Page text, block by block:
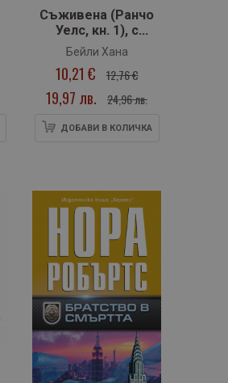
Съживена (Ранчо
Уелс, кн. 1), с
цветни порезки
Бейли Хана
10,21 € 12,76 €
19,97 лв. 24,96 лв.
ДОБАВИ В КОЛИЧКА